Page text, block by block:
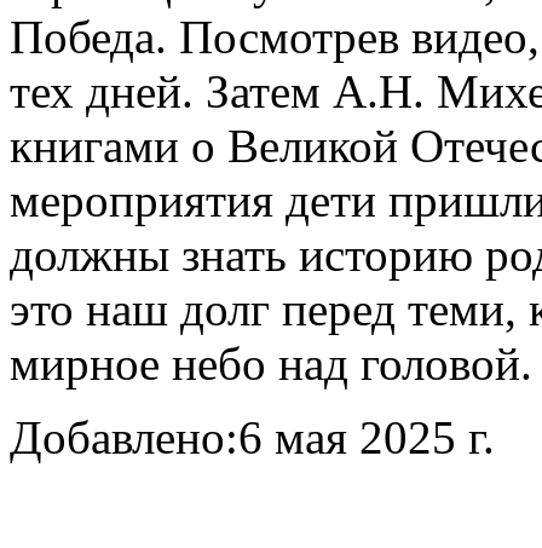
Победа. Посмотрев
тех дней. Затем А.Н.
книгами о Великой
мероприятия дети
должны знать историю
это наш долг перед теми,
мирное небо над головой.
Добавлено:6 мая 2025 г.